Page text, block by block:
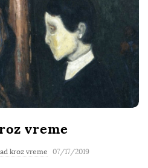
vreme
kroz vreme 07/17/2019